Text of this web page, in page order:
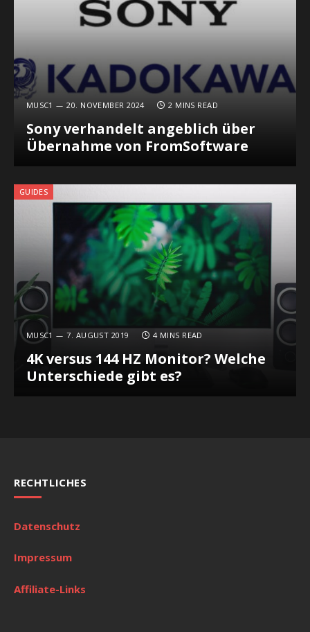
MUSC1 20. NOVEMBER 2024 2 MINS READ
Sony verhandelt angeblich über
Übernahme von FromSoftware
GUIDES
MUSC1 7. AUGUST 2019 4 MINS READ
4K versus 144 HZ Monitor? Welche
Unterschiede gibt es?
RECHTLICHES
Datenschutz
Impressum
Affiliate-Links